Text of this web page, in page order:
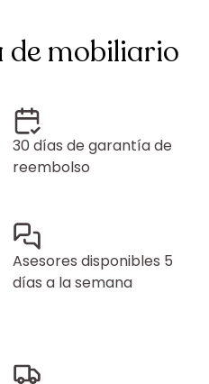
de mobiliario
30 días de garantía de
reembolso
Asesores disponibles 5
días a la semana